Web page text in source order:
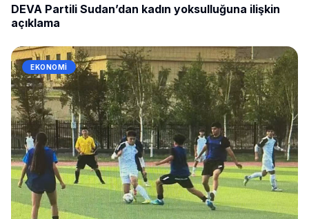
DEVA Partili Sudan’dan kadın yoksulluğuna ilişkin
açıklama
EKONOMI